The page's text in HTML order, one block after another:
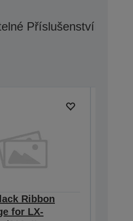
Příslušenství
Ribbon
for LX-